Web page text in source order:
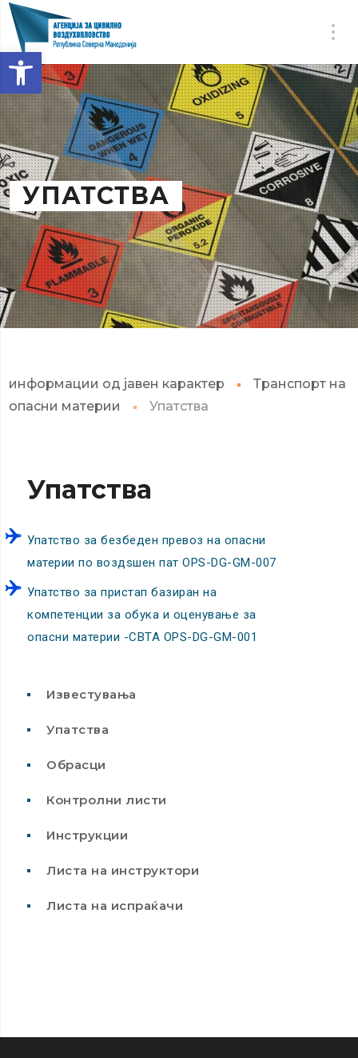
Open toolbar
УПАТСТВА
информации од јавен карактер
Транспорт на
опасни материи
Упатства
Упатства
Упатство за безбеден превоз на опасни
материи по воздѕшен пат OPS-DG-GM-007
Упатство за пристап базиран на
компетенции за обука и оценување за
опасни материи -CBTA OPS-DG-GM-001
Известувања
Упатства
Обрасци
Контролни листи
Инструкции
Листа на инструктори
Листа на испраќачи